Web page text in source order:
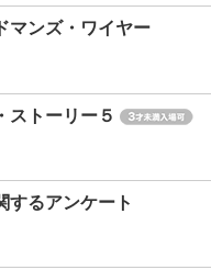
マンズ・ワイヤー
ストーリー５
するアンケート